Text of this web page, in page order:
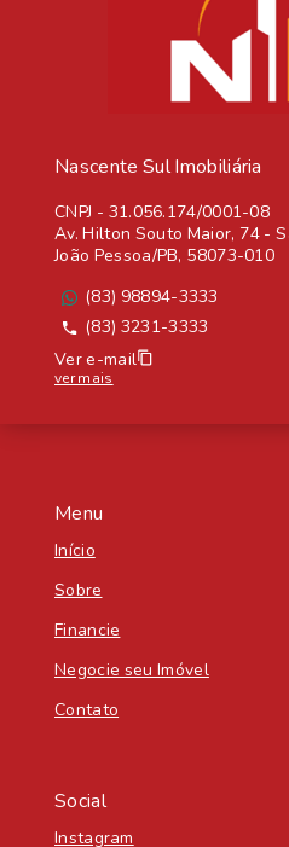
Menu
Início
Sobre
Financie
Negocie seu Imóvel
Contato
Social
Instagram
Nascente Sul Imobiliária
CNPJ - 31.056.174/0001-08
Av. Hilton Souto Maior, 74 -
João Pessoa/PB, 58073-010
(83) 98894-3333
(83) 3231-3333
Ver e-mail
ver mais